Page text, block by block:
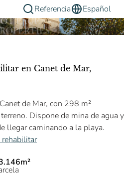
Referencia
Español
en Canet de Mar,
de Mar, con 298 m²
Dispone de mina de agua y
llegar caminando a la playa.
rehabilitar